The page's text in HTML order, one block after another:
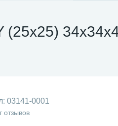
(25x25)
03141-0001
отзывов